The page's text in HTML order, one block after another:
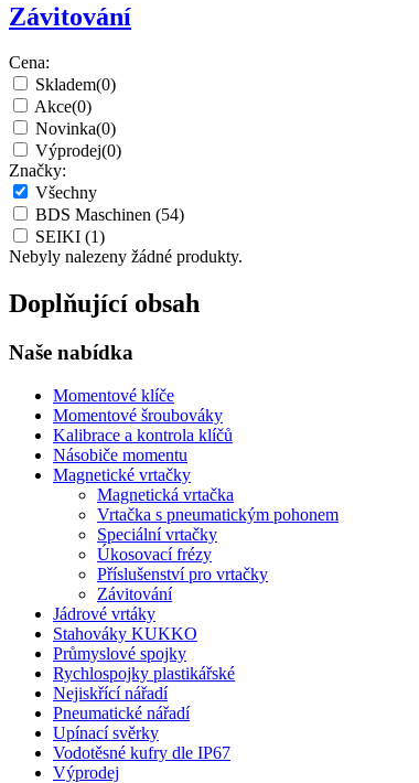
Závitování
Cena:
Skladem(0)
Akce(0)
Novinka(0)
Výprodej(0)
Značky:
Všechny
BDS Maschinen (54)
SEIKI (1)
Nebyly nalezeny žádné produkty.
Doplňující obsah
Naše nabídka
Momentové klíče
Momentové šroubováky
Kalibrace a kontrola klíčů
Násobiče momentu
Magnetické vrtačky
Magnetická vrtačka
Vrtačka s pneumatickým pohonem
Speciální vrtačky
Úkosovací frézy
Příslušenství pro vrtačky
Závitování
Jádrové vrtáky
Stahováky KUKKO
Průmyslové spojky
Rychlospojky plastikářské
Nejiskřící nářadí
Pneumatické nářadí
Upínací svěrky
Vodotěsné kufry dle IP67
Výprodej